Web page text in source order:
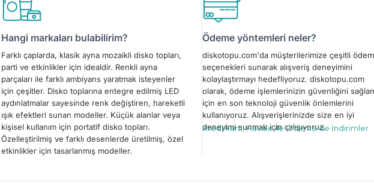
Hangi markaları bulabilirim?
Farklı çaplarda, klasik ayna mozaikli disko topları,
parti ve etkinlikler için idealdir. Renkli ayna
parçaları ile farklı ambiyans yaratmak isteyenler
için çeşitler. Disko toplarına entegre edilmiş LED
aydınlatmalar sayesinde renk değiştiren, hareketli
ışık efektleri sunan modeller. Küçük alanlar veya
kişisel kullanım için portatif disko topları.
Özelleştirilmiş ve farklı desenlerde üretilmiş, özel
etkinlikler için tasarlanmış modeller.
Ödeme yöntemleri neler?
diskotopu.com'da müşterilerimize çeşitli
seçenekleri sunarak alışveriş deneyimini
kolaylaştırmayı hedefliyoruz. diskotopu.com
olarak, ödeme işlemlerinizin güvenliğini
için en son teknoloji güvenlik önlemlerini
kullanıyoruz. Alışverişlerinizde size en iyi
deneyimi sunmak için çalışıyoruz.
Kredi kartı, Havale ile Ödeme’de İndirimler